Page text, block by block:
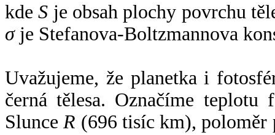
kdeS je obsah plochy povrchu
σje Stefanova-Boltzmannova
Uvažujeme, že planetka i
černá tělesa. Označíme
SlunceR (696 tisíc km),